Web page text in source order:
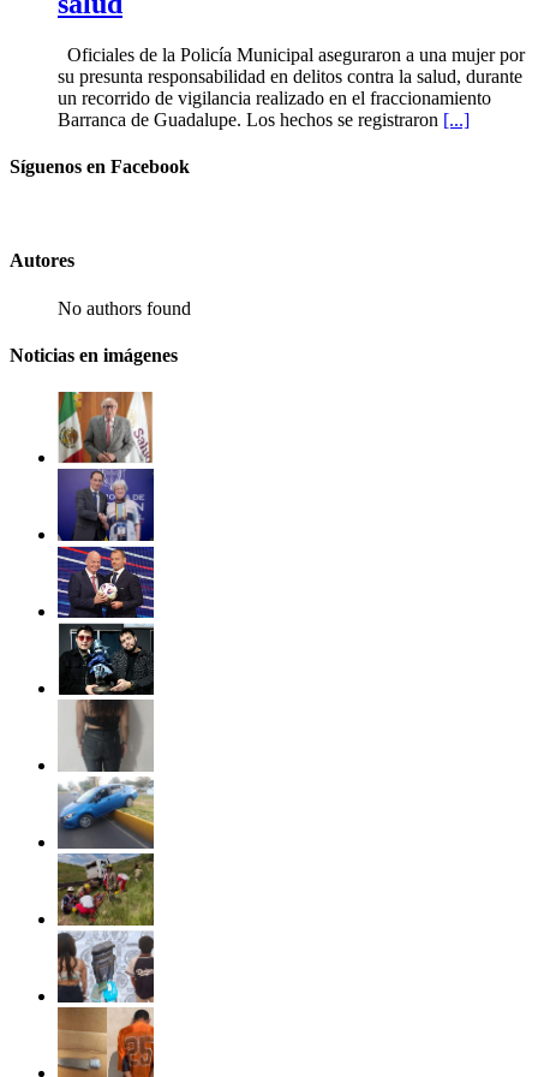
Oficiales de la Policía Municipal aseguraron a una mujer por
su presunta responsabilidad en delitos contra la salud, durante
un recorrido de vigilancia realizado en el fraccionamiento
Barranca de Guadalupe. Los hechos se registraron [...]
Síguenos en Facebook
Autores
No authors found
Noticias en imágenes